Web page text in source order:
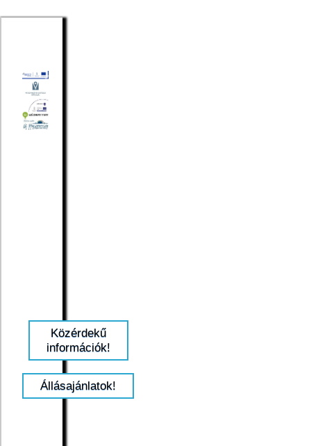
Közérdekű
információk!
Állásajánlatok!